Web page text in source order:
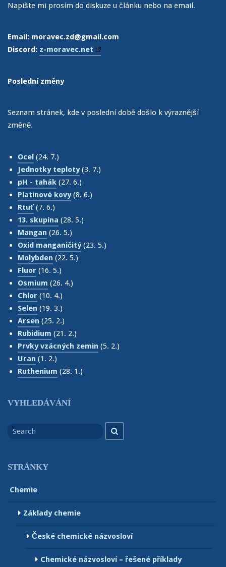
Napište mi prosím do diskuze u článku nebo na email.
Email: moravec.zd@gmail.com
Discord: z-moravec.net
Poslední změny
Seznam stránek, kde v poslední době došlo k výraznější
změně.
Ocel (24. 7.)
Jednotky teploty(3. 7.)
pH - tahák (27. 6.)
Platinové kovy(8. 6.)
Rtuť(7. 6.)
13. skupina (28. 5.)
Mangan (26. 5.)
Oxid manganičitý(23. 5.)
Molybden (22. 5.)
Fluor (16. 5.)
Osmium (26. 4.)
Chlor (10. 4.)
Selen (19. 3.)
Arsen (25. 2.)
Rubidium (21. 2.)
Prvky vzácných zemin (5. 2.)
Uran (1. 2.)
Ruthenium (28. 1.)
VYHLEDÁVÁNÍ
for
STRÁNKY
Chemie
Základy chemie
České chemické názvosloví
Chemické názvosloví – řešené příklady